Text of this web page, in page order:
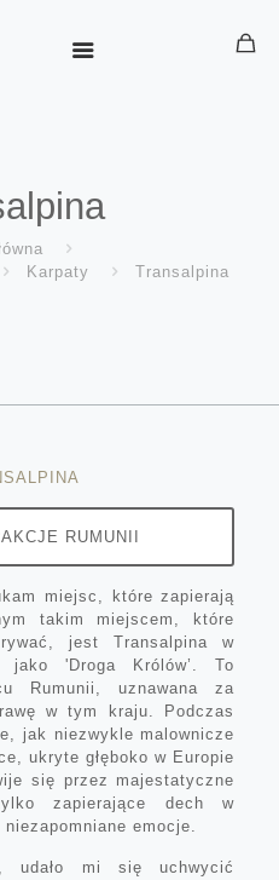
Karpaty Transalpina
RUMUNII
miejsc, które zapierają
takim miejscem, które
jest Transalpina w
'Droga Królów’. To
Rumunii, uznawana za
w tym kraju. Podczas
jak niezwykle malownicze
ukryte głęboko w Europie
się przez majestatyczne
zapierające dech w
emocje.
udało mi się uchwycić